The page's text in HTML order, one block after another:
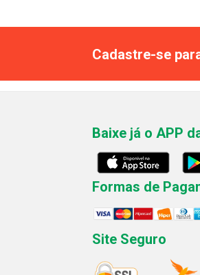
Cadastre-se
Baixe já o APP
Formas de
Site Seguro